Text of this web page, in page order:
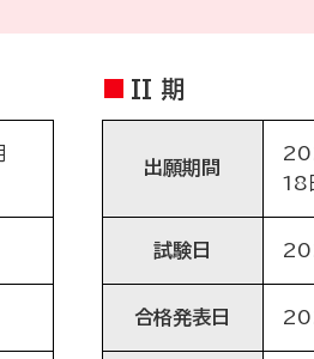
II 期
出願期間
18
試験日
合格発表日